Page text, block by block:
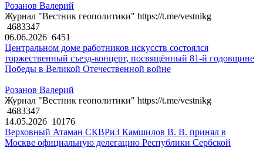
Розанов Валерий
Журнал "Вестник геополитики" https://t.me/vestnikg
4683347
06.06.2026 6451
Центральном доме работников искусств состоялся
торжественный съезд-концерт, посвящённый 81-й годовщине
Победы в Великой Отечественной войне
Розанов Валерий
Журнал "Вестник геополитики" https://t.me/vestnikg
4683347
14.05.2026 10176
Верховный Атаман СКВРиЗ Камшилов В. В. принял в
Москве официальную делегацию Республики Сербской